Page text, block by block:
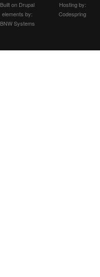
Built on Drupal
elements by:
BNW Systems
Hosting by:
Codespring